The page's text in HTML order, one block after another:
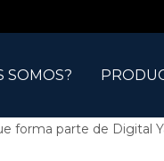
SOMOS?
forma parte de Digital